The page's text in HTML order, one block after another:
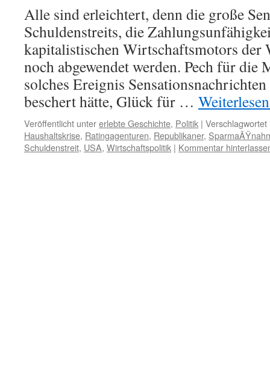
Alle sind erleichtert, denn die große
Schuldenstreits, die
kapitalistischen Wirtschaftsmotors der
noch abgewendet werden. Pech für die
solches Ereignis
beschert hätte, Glück für …
Veröffentlicht untererlebte Geschichte, Politik | Verschlagwortet
Haushaltskrise, Ratingagenturen, Republikaner,
Schuldenstreit, USA, Wirtschaftspolitik | Kommentar